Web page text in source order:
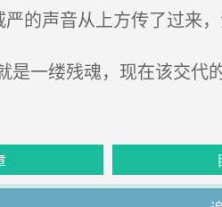
的声音从上方传了过来
一缕残魂，现在该交代